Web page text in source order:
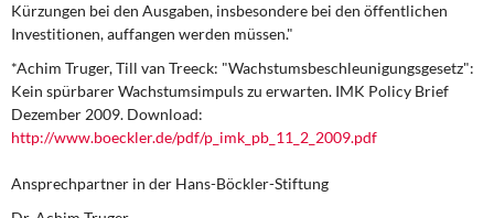
Kürzungen bei den Ausgaben, insbesondere bei den öffentlichen
Investitionen, auffangen werden müssen."
*Achim Truger, Till van Treeck: "Wachstumsbeschleunigungsgesetz":
Kein spürbarer Wachstumsimpuls zu erwarten. IMK Policy Brief
Dezember 2009. Download:
http://www.boeckler.de/pdf/p_imk_pb_11_2_2009.pdf
Ansprechpartner in der Hans-Böckler-Stiftung